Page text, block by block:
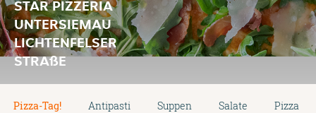
STAR PIZZERIA
UNTERSIEMAU
LICHTENFELSER
STRAßE
Pizza-Tag! Antipasti Suppen Salate Pizza